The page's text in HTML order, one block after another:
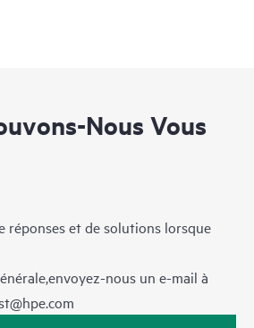
Nous Vous
réponses et de solutions lorsque
nous un e-mail à